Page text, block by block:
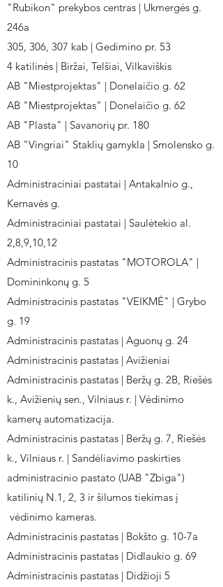
"Rubikon" prekybos centras | Ukmergės g.
246a
305, 306, 307 kab | Gedimino pr. 53
4 katilinės | Biržai, Telšiai, Vilkaviškis
AB "Miestprojektas" | Donelaičio g. 62
AB "Miestprojektas" | Donelaičio g. 62
AB "Plasta" | Savanorių pr. 180
AB "Vingriai" Staklių gamykla | Smolensko g.
10
Administraciniai pastatai | Antakalnio g.,
Kernavės g.
Administraciniai pastatai | Saulėtekio al.
2,8,9,10,12
Administracinis pastatas "MOTOROLA" |
Domininkonų g. 5
Administracinis pastatas "VEIKMĖ" | Grybo
g. 19
Administracinis pastatas | Aguonų g. 24
Administracinis pastatas | Avižieniai
Administracinis pastatas | Beržų g. 2B, Riešės
k., Avižienių sen., Vilniaus r. | Vėdinimo
kamerų automatizacija.
Administracinis pastatas | Beržų g. 7, Riešės
k., Vilniaus r. | Sandėliavimo paskirties
administracinio pastato (UAB "Zbiga")
katilinių N.1, 2, 3 ir šilumos tiekimas į
vėdinimo kameras.
Administracinis pastatas | Bokšto g. 10-7a
Administracinis pastatas | Didlaukio g. 69
Administracinis pastatas | Didžioji 5